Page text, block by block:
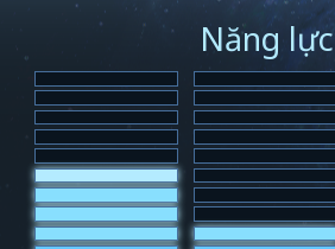
Năng lực